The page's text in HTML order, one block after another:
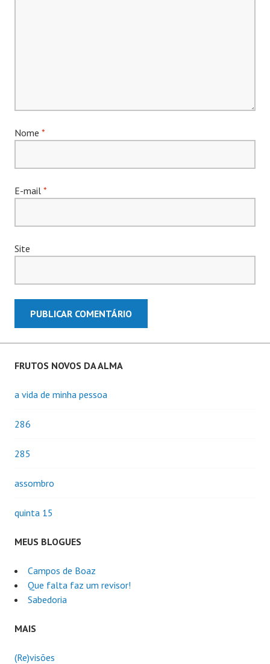
Nome *
E-mail *
Site
FRUTOS NOVOS DA ALMA
a vida de minha pessoa
286
285
assombro
quinta 15
MEUS BLOGUES
Campos de Boaz
Que falta faz um revisor!
Sabedoria
MAIS
(Re)visões